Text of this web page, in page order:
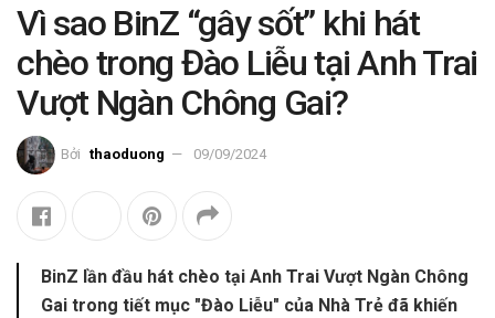
Vì sao BinZ “gây sốt” khi hát
chèo trong Đào Liễu tại Anh Trai
Vượt Ngàn Chông Gai?
Bởi thaoduong 09/09/2024
BinZ lần đầu hát chèo tại Anh Trai Vượt Ngàn Chông
Gai trong tiết mục "Đào Liễu" của Nhà Trẻ đã khiến